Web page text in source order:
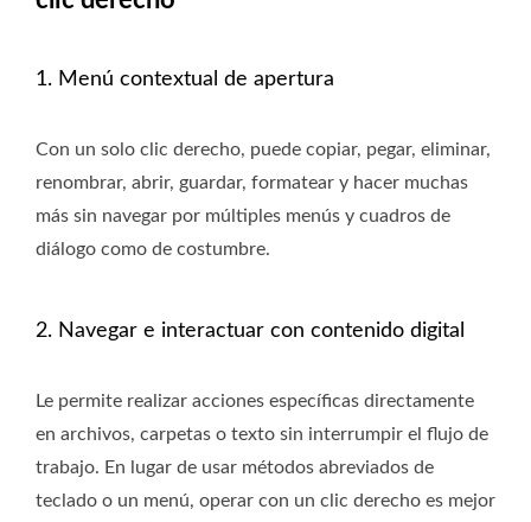
1. Menú contextual de apertura
Con un solo clic derecho, puede copiar, pegar, eliminar,
renombrar, abrir, guardar, formatear y hacer muchas
más sin navegar por múltiples menús y cuadros de
diálogo como de costumbre.
2. Navegar e interactuar con contenido digital
Le permite realizar acciones específicas directamente
en archivos, carpetas o texto sin interrumpir el flujo de
trabajo. En lugar de usar métodos abreviados de
teclado o un menú, operar con un clic derecho es mejor